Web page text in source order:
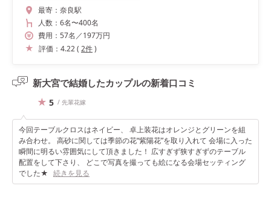
最寄： 奈良駅
人数： 6名〜400名
費用： 57名 ／197万円
評価： 4.22( 2件)
新大宮で結婚したカップルの新着口コミ
5 / 先輩花嫁
今回テーブルクロスはネイビー、 卓上装花はオレンジとグリーンを組
み合わせ。 高砂に関しては季節の花“紫陽花”を取り入れて 会場に入った
瞬間に明るい雰囲気にして頂きました！ 広すぎず狭すぎずのテーブル
配置をして下さり、 どこで写真を撮っても絵になる会場セッティング
でした★ 続きを見る